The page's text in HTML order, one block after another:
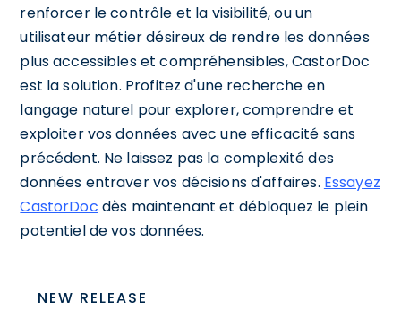
renforcer le contrôle et la visibilité, ou un
utilisateur métier désireux de rendre les données
plus accessibles et compréhensibles, CastorDoc
est la solution. Profitez d'une recherche en
langage naturel pour explorer, comprendre et
exploiter vos données avec une efficacité sans
précédent. Ne laissez pas la complexité des
données entraver vos décisions d'affaires. Essayez
CastorDoc dès maintenant et débloquez le plein
potentiel de vos données.
NEW RELEASE